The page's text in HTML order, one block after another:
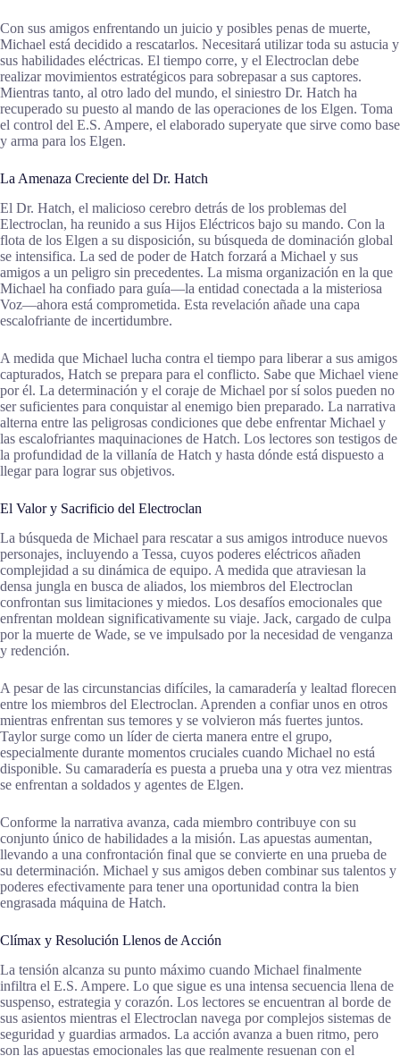
Con sus amigos enfrentando un juicio y posibles penas de muerte,
Michael está decidido a rescatarlos. Necesitará utilizar toda su astucia y
sus habilidades eléctricas. El tiempo corre, y el Electroclan debe
realizar movimientos estratégicos para sobrepasar a sus captores.
Mientras tanto, al otro lado del mundo, el siniestro Dr. Hatch ha
recuperado su puesto al mando de las operaciones de los Elgen. Toma
el control del E.S. Ampere, el elaborado superyate que sirve como base
y arma para los Elgen.
La Amenaza Creciente del Dr. Hatch
El Dr. Hatch, el malicioso cerebro detrás de los problemas del
Electroclan, ha reunido a sus Hijos Eléctricos bajo su mando. Con la
flota de los Elgen a su disposición, su búsqueda de dominación global
se intensifica. La sed de poder de Hatch forzará a Michael y sus
amigos a un peligro sin precedentes. La misma organización en la que
Michael ha confiado para guía—la entidad conectada a la misteriosa
Voz—ahora está comprometida. Esta revelación añade una capa
escalofriante de incertidumbre.
A medida que Michael lucha contra el tiempo para liberar a sus amigos
capturados, Hatch se prepara para el conflicto. Sabe que Michael viene
por él. La determinación y el coraje de Michael por sí solos pueden no
ser suficientes para conquistar al enemigo bien preparado. La narrativa
alterna entre las peligrosas condiciones que debe enfrentar Michael y
las escalofriantes maquinaciones de Hatch. Los lectores son testigos de
la profundidad de la villanía de Hatch y hasta dónde está dispuesto a
llegar para lograr sus objetivos.
El Valor y Sacrificio del Electroclan
La búsqueda de Michael para rescatar a sus amigos introduce nuevos
personajes, incluyendo a Tessa, cuyos poderes eléctricos añaden
complejidad a su dinámica de equipo. A medida que atraviesan la
densa jungla en busca de aliados, los miembros del Electroclan
confrontan sus limitaciones y miedos. Los desafíos emocionales que
enfrentan moldean significativamente su viaje. Jack, cargado de culpa
por la muerte de Wade, se ve impulsado por la necesidad de venganza
y redención.
A pesar de las circunstancias difíciles, la camaradería y lealtad florecen
entre los miembros del Electroclan. Aprenden a confiar unos en otros
mientras enfrentan sus temores y se volvieron más fuertes juntos.
Taylor surge como un líder de cierta manera entre el grupo,
especialmente durante momentos cruciales cuando Michael no está
disponible. Su camaradería es puesta a prueba una y otra vez mientras
se enfrentan a soldados y agentes de Elgen.
Conforme la narrativa avanza, cada miembro contribuye con su
conjunto único de habilidades a la misión. Las apuestas aumentan,
llevando a una confrontación final que se convierte en una prueba de
su determinación. Michael y sus amigos deben combinar sus talentos y
poderes efectivamente para tener una oportunidad contra la bien
engrasada máquina de Hatch.
Clímax y Resolución Llenos de Acción
La tensión alcanza su punto máximo cuando Michael finalmente
infiltra el E.S. Ampere. Lo que sigue es una intensa secuencia llena de
suspenso, estrategia y corazón. Los lectores se encuentran al borde de
sus asientos mientras el Electroclan navega por complejos sistemas de
seguridad y guardias armados. La acción avanza a buen ritmo, pero
son las apuestas emocionales las que realmente resuenan con el